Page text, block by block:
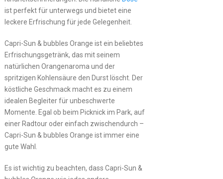
ist perfekt für unterwegs und bietet eine
leckere Erfrischung für jede Gelegenheit.
Capri-Sun & bubbles Orange ist ein beliebtes
Erfrischungsgetränk, das mit seinem
natürlichen Orangenaroma und der
spritzigen Kohlensäure den Durst löscht. Der
köstliche Geschmack macht es zu einem
idealen Begleiter für unbeschwerte
Momente. Egal ob beim Picknick im Park, auf
einer Radtour oder einfach zwischendurch –
Capri-Sun & bubbles Orange ist immer eine
gute Wahl.
Es ist wichtig zu beachten, dass Capri-Sun &